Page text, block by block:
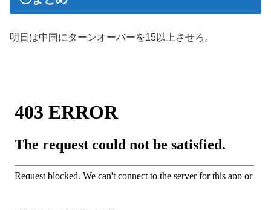
明日は中国にターンオーバーを15以上させろ。